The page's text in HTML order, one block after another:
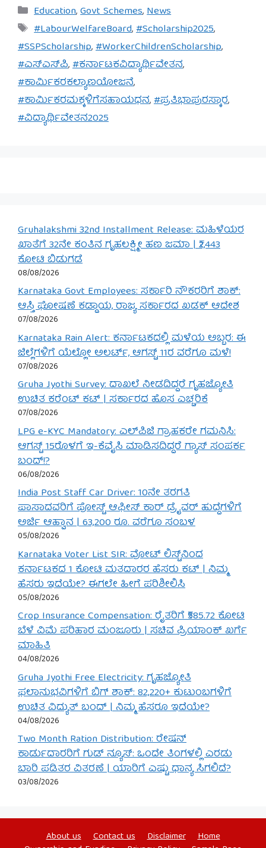
Categories
Education,Govt Schemes,News
Tags
#LabourWelfareBoard,#Scholarship2025,
#SSPScholarship,#WorkerChildrenScholarship,
#ಎಸ್‌ಎಸ್‌ಪಿ,#ಕರ್ನಾಟಕವಿದ್ಯಾರ್ಥಿವೇತನ,
#ಕಾರ್ಮಿಕರಕಲ್ಯಾಣಯೋಜನೆ,
#ಕಾರ್ಮಿಕರಮಕ್ಕಳಿಗೆಸಹಾಯಧನ,#ಪ್ರತಿಭಾಪುರಸ್ಕಾರ,
#ವಿದ್ಯಾರ್ಥಿವೇತನ2025
Gruhalakshmi 32nd Installment Release: ಮಹಿಳೆಯರ
ಖಾತೆಗೆ 32ನೇ ಕಂತಿನ ಗೃಹಲಕ್ಷ್ಮೀ ಹಣ ಜಮಾ | ₹2,443
ಕೋಟಿ ಬಿಡುಗಡೆ
08/08/2026
Karnataka Govt Employees: ಸರ್ಕಾರಿ ನೌಕರರಿಗೆ ಶಾಕ್:
ಆಸ್ತಿ ಘೋಷಣೆ ಕಡ್ಡಾಯ, ರಾಜ್ಯ ಸರ್ಕಾರದ ಖಡಕ್ ಆದೇಶ
07/08/2026
Karnataka Rain Alert: ಕರ್ನಾಟಕದಲ್ಲಿ ಮಳೆಯ ಅಬ್ಬರ: ಈ
ಜಿಲ್ಲೆಗಳಿಗೆ ಯೆಲ್ಲೋ ಅಲರ್ಟ್, ಆಗಸ್ಟ್ 11ರ ವರೆಗೂ ಮಳೆ!
07/08/2026
Gruha Jyothi Survey: ದಾಖಲೆ ನೀಡದಿದ್ದರೆ ಗೃಹಜ್ಯೋತಿ
ಉಚಿತ ಕರೆಂಟ್ ಕಟ್ | ಸರ್ಕಾರದ ಹೊಸ ಎಚ್ಚರಿಕೆ
07/08/2026
LPG e-KYC Mandatory: ಎಲ್‌ಪಿಜಿ ಗ್ರಾಹಕರೇ ಗಮನಿಸಿ:
ಆಗಸ್ಟ್ 15ರೊಳಗೆ ಇ-ಕೆವೈಸಿ ಮಾಡಿಸದಿದ್ದರೆ ಗ್ಯಾಸ್ ಸಂಪರ್ಕ
ಬಂದ್!?
06/08/2026
India Post Staff Car Driver: 10ನೇ ತರಗತಿ
ಪಾಸಾದವರಿಗೆ ಪೋಸ್ಟ್ ಆಫೀಸ್ ಕಾರ್ ಡ್ರೈವರ್ ಹುದ್ದೆಗಳಿಗೆ
ಅರ್ಜಿ ಆಹ್ವಾನ | 63,200 ರೂ. ವರೆಗೂ ಸಂಬಳ
05/08/2026
Karnataka Voter List SIR: ವೋಟ್ ಲಿಸ್ಟ್‌ನಿಂದ
ಕರ್ನಾಟಕದ 1 ಕೋಟಿ ಮತದಾರರ ಹೆಸರು ಕಟ್ | ನಿಮ್ಮ
ಹೆಸರು ಇದೆಯೇ? ಈಗಲೇ ಹೀಗೆ ಪರಿಶೀಲಿಸಿ
05/08/2026
Crop Insurance Compensation: ರೈತರಿಗೆ ₹585.72 ಕೋಟಿ
ಬೆಳೆ ವಿಮೆ ಪರಿಹಾರ ಮಂಜೂರು | ಸಚಿವ ಪ್ರಿಯಾಂಕ್ ಖರ್ಗೆ
ಮಾಹಿತಿ
04/08/2026
Gruha Jyothi Free Electricity: ಗೃಹಜ್ಯೋತಿ
ಫಲಾನುಭವಿಗಳಿಗೆ ಬಿಗ್ ಶಾಕ್: 82,220+ ಕುಟುಂಬಗಳಿಗೆ
ಉಚಿತ ವಿದ್ಯುತ್ ಬಂದ್ | ನಿಮ್ಮ ಹೆಸರೂ ಇದೆಯೇ?
04/08/2026
Two Month Ration Distribution: ರೇಷನ್
ಕಾರ್ಡುದಾರರಿಗೆ ಗುಡ್ ನ್ಯೂಸ್: ಒಂದೇ ತಿಂಗಳಲ್ಲಿ ಎರಡು
ಬಾರಿ ಪಡಿತರ ವಿತರಣೆ | ಯಾರಿಗೆ ಎಷ್ಟು ಧಾನ್ಯ ಸಿಗಲಿದೆ?
03/08/2026
About us Contact us Disclaimer
Home